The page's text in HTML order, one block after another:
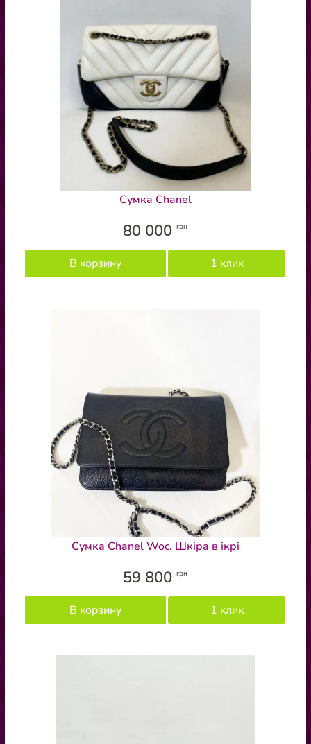
Сумка Chanel
80 000 грн
В корзину 1 клик
Сумка Chanel Woc. Шкіра в ікрі
59 800 грн
В корзину 1 клик